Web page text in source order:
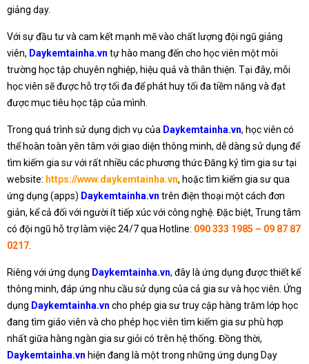
giảng dạy.
Với sự đầu tư và cam kết mạnh mẽ vào chất lượng đội ngũ giảng
viên, Daykemtainha.vn tự hào mang đến cho học viên một môi
trường học tập chuyên nghiệp, hiệu quả và thân thiện. Tại đây, mỗi
học viên sẽ được hỗ trợ tối đa để phát huy tối đa tiềm năng và đạt
được mục tiêu học tập của mình.
Trong quá trình sử dụng dịch vụ của Daykemtainha.vn, học viên có
thể hoàn toàn yên tâm với giao diện thông minh, dễ dàng sử dụng để
tìm kiếm gia sư với rất nhiều các phương thức Đăng ký tìm gia sư tại
website: https://www.daykemtainha.vn, hoặc tìm kiếm gia sư qua
ứng dụng (apps) Daykemtainha.vn trên điện thoại một cách đơn
giản, kể cả đối với người ít tiếp xúc với công nghệ. Đặc biệt, Trung tâm
có đội ngũ hỗ trợ làm việc 24/7 qua Hotline: 090 333 1985 – 09 87 87
0217.
Riêng với ứng dụng Daykemtainha.vn, đây là ứng dụng được thiết kế
thông minh, đáp ứng nhu cầu sử dụng của cả gia sư và học viên. Ứng
dụng Daykemtainha.vn cho phép gia sư truy cập hàng trăm lớp học
đang tìm giáo viên và cho phép học viên tìm kiếm gia sư phù hợp
nhất giữa hàng ngàn gia sư giỏi có trên hệ thống. Đồng thời,
Daykemtainha.vn hiện đang là một trong những ứng dụng Dạy